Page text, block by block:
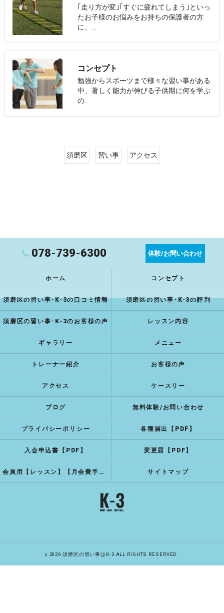
｢走り方が変｣｢すぐに疲れてしまう｣といっ
たお子様のお悩みをお持ちの保護者の方
に、…
コンセプト
勉強からスポーツまで様々な習い事がある
中、著しく能力が伸びる子供期に何を学ぶ
の…
須磨区 習い事 アクセス
078-739-6300 体験/お問い合わせ
ホーム コンセプト
須磨区の習い事･K-3の口コミ情報 須磨区の習い事･K-3の評判
須磨区の習い事･K-3のお客様の声 レッスン内容
ギャラリー メニュー
トレーナー紹介 お客様の声
アクセス ケースリー
ブログ 無料体験/お問い合わせ
プライバシーポリシー 各種届出【PDF】
入会申込書【PDF】 変更届【PDF】
会員用【レッスン】【月会費手続き】 サイトマップ
c 2026 須磨区の習い事はK-3 ALL RIGHTS RESERVED.